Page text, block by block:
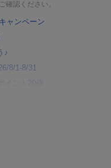
認ください。
ャンペーン
♪
8/1-8/31
ント20倍